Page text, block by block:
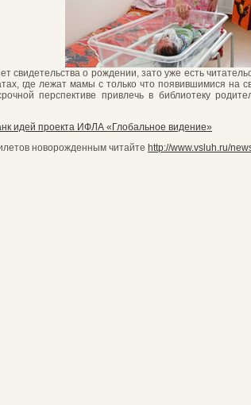
свидетельства о рождении, зато уже есть
где лежат мамы с только что появившимися
перспективе привлечь в библиотеку
идей проекта ИФЛА «Глобальное видение»
новорожденным читайте http://www.vsluh.ru/